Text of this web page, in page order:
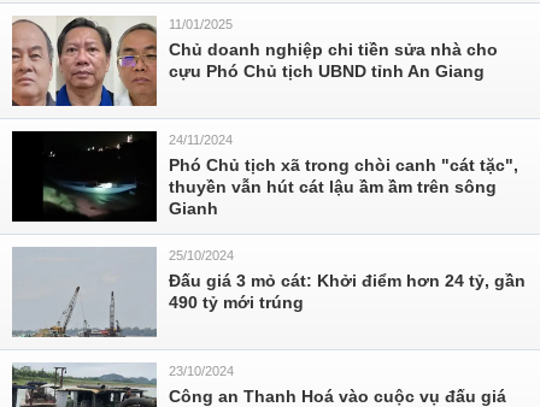
11/01/2025
Chủ doanh nghiệp chi tiền sửa nhà cho
cựu Phó Chủ tịch UBND tỉnh An Giang
24/11/2024
Phó Chủ tịch xã trong chòi canh "cát tặc",
thuyền vẫn hút cát lậu ầm ầm trên sông
Gianh
25/10/2024
Đấu giá 3 mỏ cát: Khởi điểm hơn 24 tỷ, gần
490 tỷ mới trúng
23/10/2024
Công an Thanh Hoá vào cuộc vụ đấu giá